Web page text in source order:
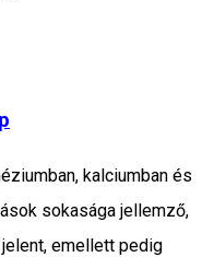
kalciumban és
sokasága jellemző,
emellett pedig